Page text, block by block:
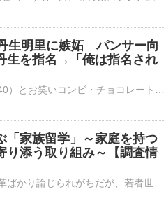
生明里に嫉妬 パンサー向
生を指名→「俺は指名され
「家族留学」～家庭を持つ
り添う取り組み～【調査情